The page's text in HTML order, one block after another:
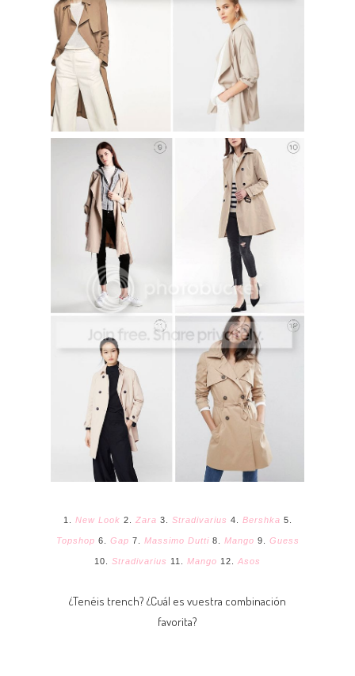
1. New Look 2. Zara 3. Stradivarius 4. Bershka 5.
Topshop 6. Gap 7. Massimo Dutti8. Mango 9. Guess
10. Stradivarius 11. Mango 12. Asos
¿Tenéis trench? ¿Cuál es vuestra combinación
favorita?